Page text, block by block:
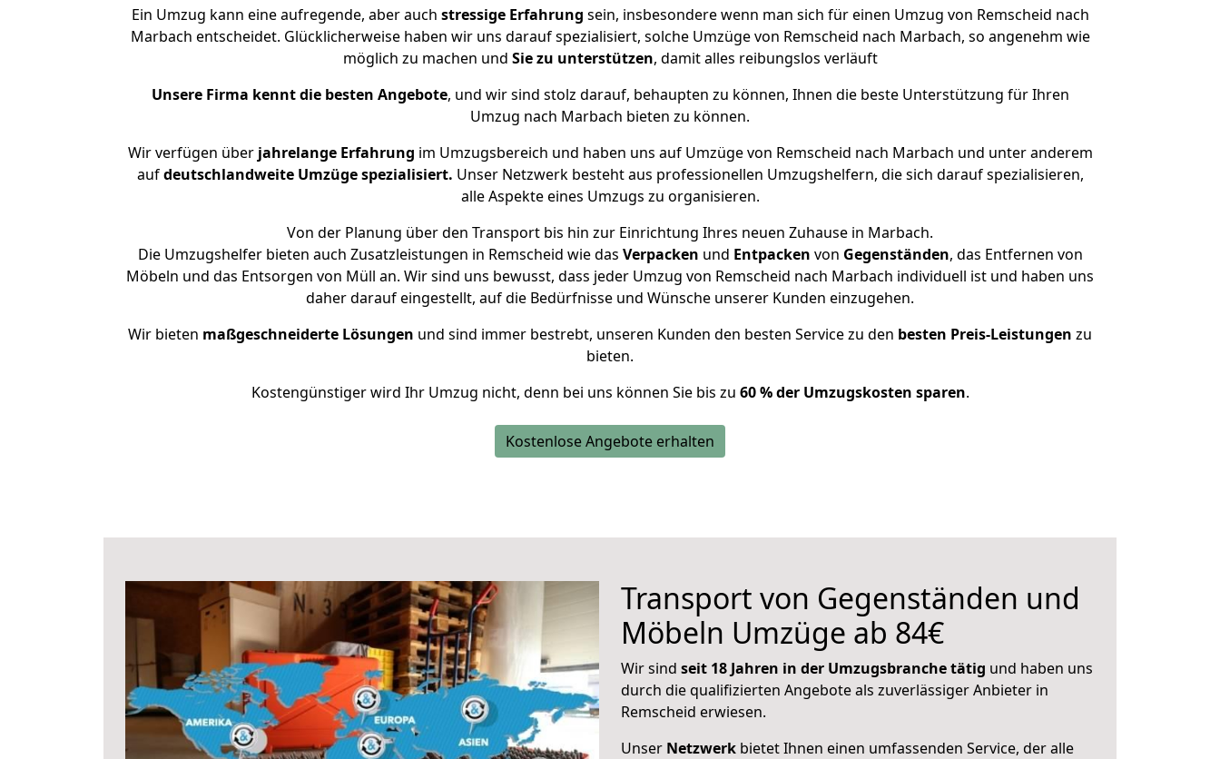
Ein Umzug kann eine aufregende, aber auch stressige Erfahrung sein, insbesondere wenn man sich für einen Umzug von Remscheid nach
Marbach entscheidet. Glücklicherweise haben wir uns darauf spezialisiert, solche Umzüge von Remscheid nach Marbach, so angenehm wie
möglich zu machen und Sie zu unterstützen, damit alles reibungslos verläuft
Unsere Firma kennt die besten Angebote, und wir sind stolz darauf, behaupten zu können, Ihnen die beste Unterstützung für Ihren
Umzug nach Marbach bieten zu können.
Wir verfügen überjahrelange Erfahrung im Umzugsbereich und haben uns auf Umzüge von Remscheid nach Marbach und unter anderem
aufdeutschlandweite Umzüge spezialisiert. Unser Netzwerk besteht aus professionellen Umzugshelfern, die sich darauf spezialisieren,
alle Aspekte eines Umzugs zu organisieren.
Von der Planung über den Transport bis hin zur Einrichtung Ihres neuen Zuhause in Marbach.
Die Umzugshelfer bieten auch Zusatzleistungen in Remscheid wie das Verpacken und Entpacken von Gegenständen, das Entfernen von
Möbeln und das Entsorgen von Müll an. Wir sind uns bewusst, dass jeder Umzug von Remscheid nach Marbach individuell ist und haben uns
daher darauf eingestellt, auf die Bedürfnisse und Wünsche unserer Kunden einzugehen.
Wir bieten maßgeschneiderte Lösungen und sind immer bestrebt, unseren Kunden den besten Service zu den besten Preis-Leistungen zu
bieten.
Kostengünstiger wird Ihr Umzug nicht, denn bei uns können Sie bis zu 60 % der Umzugskosten sparen.
Kostenlose Angebote erhalten
Transport von Gegenständen und
Möbeln Umzüge ab 84€
Wir sind seit 18 Jahren in der Umzugsbranche tätig und haben uns
durch die qualifizierten Angebote als zuverlässiger Anbieter in
Remscheid erwiesen.
Unser Netzwerk bietet Ihnen einen umfassenden Service, der alle